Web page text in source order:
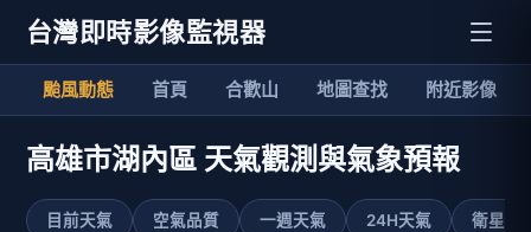
台灣即時影像監視器
颱風動態 首頁 合歡山 地圖查找 附近影像
高雄市湖內區 天氣觀測與氣象預報
目前天氣 空氣品質 一週天氣 24H天氣 衛星影